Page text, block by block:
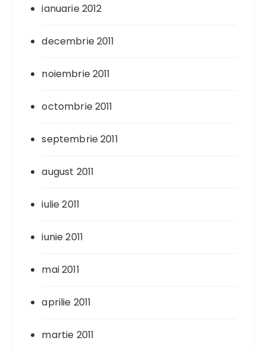
ianuarie 2012
decembrie 2011
noiembrie 2011
octombrie 2011
septembrie 2011
august 2011
iulie 2011
iunie 2011
mai 2011
aprilie 2011
martie 2011